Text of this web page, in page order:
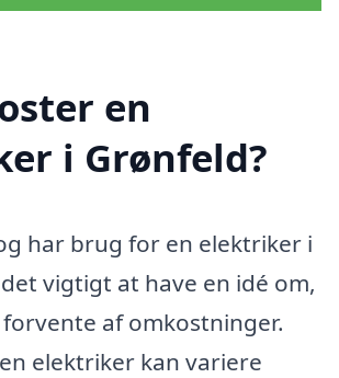
en
i Grønfeld?
har brug for en elektriker i
vigtigt at have en idé om,
af omkostninger.
elektriker kan variere